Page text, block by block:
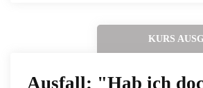
KURS
Ausfall: "Hab ich